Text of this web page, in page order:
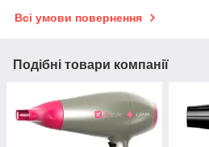
Всі умови повернення
Подібні товари компанії